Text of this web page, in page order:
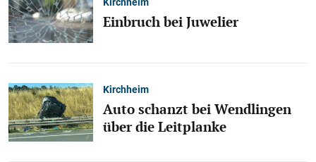
Einbruch bei Juwelier
Kirchheim
Auto schanzt bei Wendlingen
über die Leitplanke